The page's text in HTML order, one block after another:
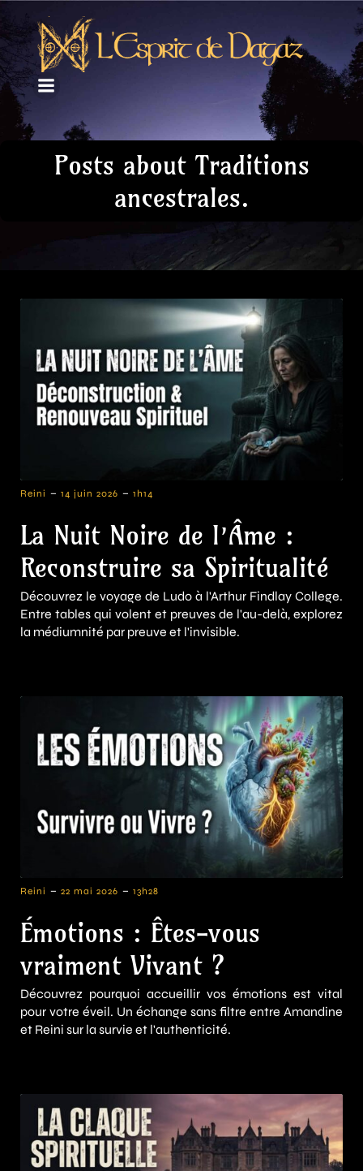
Posts about Traditions
ancestrales.
Reini - 14 juin 2026 - 1h14
La Nuit Noire de l’Âme :
Reconstruire sa Spiritualité
Découvrez le voyage de Ludo à l'Arthur Findlay College.
Entre tables qui volent et preuves de l'au-delà, explorez
la médiumnité par preuve et l'invisible.
Reini - 22 mai 2026 - 13h28
Émotions : Êtes-vous
vraiment Vivant ?
Découvrez pourquoi accueillir vos émotions est vital
pour votre éveil. Un échange sans filtre entre Amandine
et Reini sur la survie et l'authenticité.